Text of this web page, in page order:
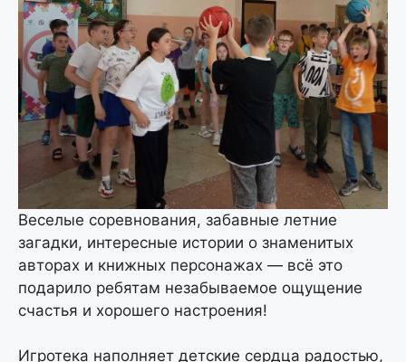
Веселые соревнования, забавные летние
загадки, интересные истории о знаменитых
авторах и книжных персонажах — всё это
подарило ребятам незабываемое ощущение
счастья и хорошего настроения!
Игротека наполняет детские сердца радостью,